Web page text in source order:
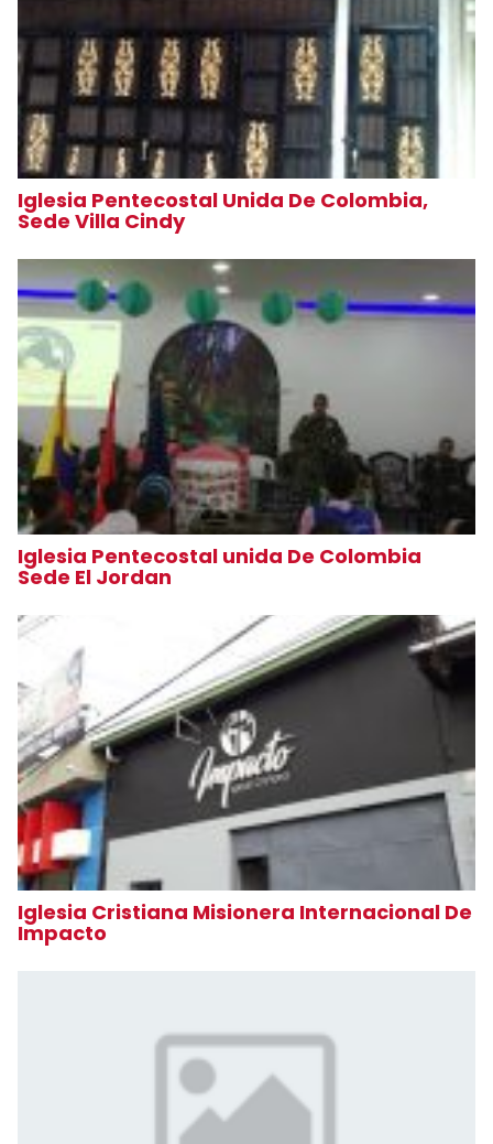
Iglesia Pentecostal Unida De Colombia,
Sede Villa Cindy
Iglesia Pentecostal unida De Colombia
Sede El Jordan
Iglesia Cristiana Misionera Internacional De
Impacto